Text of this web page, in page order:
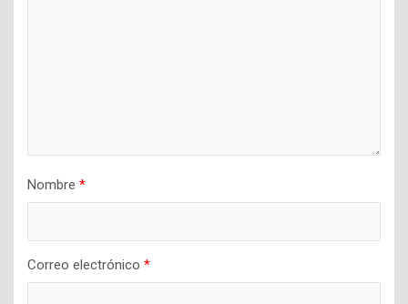
Nombre *
Correo electrónico *